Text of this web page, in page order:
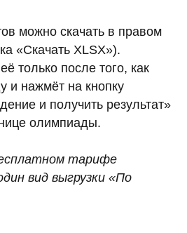
можно скачать в правом
«Скачать XLSX»).
только после того, как
и нажмёт на кнопку
и получить результат»
олимпиады.
тарифе
вид выгрузки «По